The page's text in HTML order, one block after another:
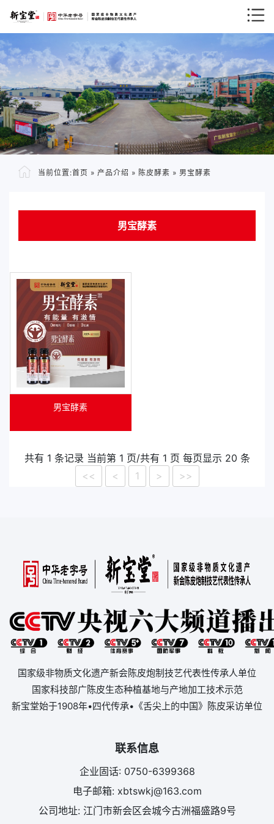
当前位置:首页 » 产品介绍 » 陈皮酵素 » 男宝酵素
男宝酵素
男宝酵素
共有 1 条记录 当前第 1 页/共有 1 页 每页显示 20 条
<<
< 1 > >>
国家级非物质文化遗产新会陈皮炮制技艺代表性传承人单位
国家科技部广陈皮生态种植基地与产地加工技术示范
新宝堂始于1908年•四代传承•《舌尖上的中国》陈皮采访单位
联系信息
企业固话: 0750-6399368
电子邮箱: xbtswkj@163.com
公司地址: 江门市新会区会城今古洲福盛路9号